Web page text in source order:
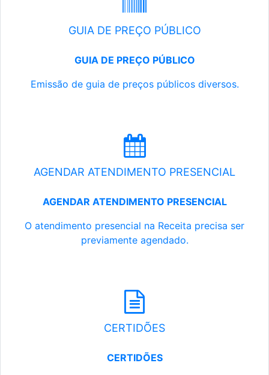
GUIA DE PREÇO PÚBLICO
GUIA DE PREÇO PÚBLICO
Emissão de guia de preços públicos diversos.
AGENDAR ATENDIMENTO PRESENCIAL
AGENDAR ATENDIMENTO PRESENCIAL
O atendimento presencial na Receita precisa ser
previamente agendado.
CERTIDÕES
CERTIDÕES